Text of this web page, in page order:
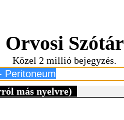
Orvosi Szótár
Közel 2 millió bejegyzés.
más nyelvre)